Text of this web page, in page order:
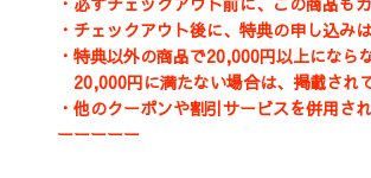
・チェックアウト後に、特典の申し込み
・特典以外の商品で20,000円以上になら
20,000円に満たない場合は、掲載され
・他のクーポンや割引サービスを併用さ
ーーーーー